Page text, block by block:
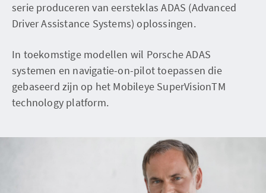
serie produceren van eersteklas ADAS (Advanced
Driver Assistance Systems) oplossingen.
In toekomstige modellen wil Porsche ADAS
systemen en navigatie-on-pilot toepassen die
gebaseerd zijn op het Mobileye SuperVisionTM
technology platform.